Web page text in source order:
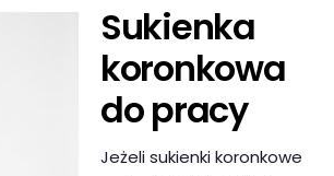
Sukienka
koronkowa
do pracy
Jeżeli sukienki koronkowe